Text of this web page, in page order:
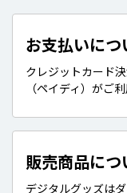
お支払いにつ
クレジットカード
（ペイディ）がご
販売商品につ
デジタルグッズは